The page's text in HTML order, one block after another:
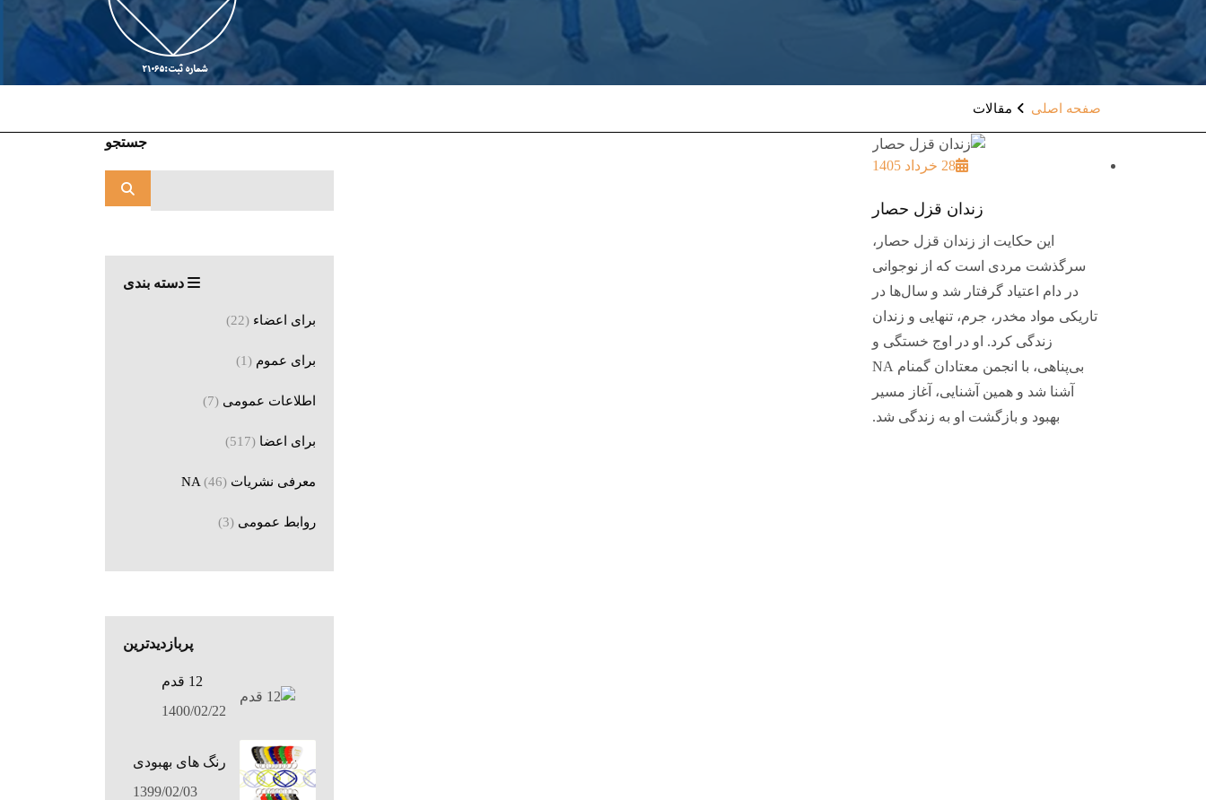
صفحه اصلی مقالات
28 خرداد 1405
زندان قزل حصار
این حکایت از زندان قزل حصار،
سرگذشت مردی است که از نوجوانی
در دام اعتیاد گرفتار شد و سال‌ها در
تاریکی مواد مخدر، جرم، تنهایی و زندان
زندگی کرد. او در اوج خستگی و
بی‌پناهی، با انجمن معتادان گمنام NA
آشنا شد و همین آشنایی، آغاز مسیر
بهبود و بازگشت او به زندگی شد.
جستجو
دسته بندی
برای اعضاء (22)
برای عموم (1)
اطلاعات عمومی (7)
برای اعضا (517)
معرفی نشریات NA (46)
روابط عمومی (3)
پربازدیدترین
12 قدم
1400/02/22
رنگ های بهبودی
1399/02/03